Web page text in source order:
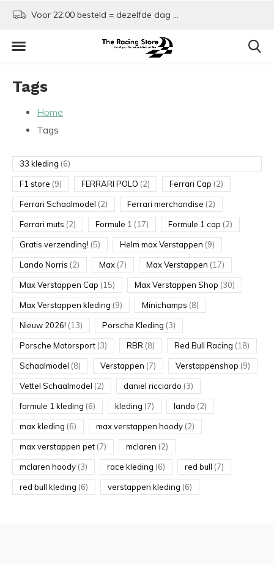
Voor 22:00 besteld = dezelfde dag verzonden!
Tags
Home
Tags
33 kleding (6)
F1 store (9) FERRARI POLO (2) Ferrari Cap (2)
Ferrari Schaalmodel (2) Ferrari merchandise (2)
Ferrari muts (2) Formule 1 (17) Formule 1 cap (2)
Gratis verzending! (5) Helm max Verstappen (9)
Lando Norris (2) Max (7) Max Verstappen (17)
Max Verstappen Cap (15) Max Verstappen Shop (30)
Max Verstappen kleding (9) Minichamps (8)
Nieuw 2026! (13) Porsche Kleding (3)
Porsche Motorsport (3) RBR (8) Red Bull Racing (18)
Schaalmodel (8) Verstappen (7) Verstappenshop (9)
Vettel Schaalmodel (2) daniel ricciardo (3)
formule 1 kleding (6) kleding (7) lando (2)
max kleding (6) max verstappen hoody (2)
max verstappen pet (7) mclaren (2)
mclaren hoody (3) race kleding (6) red bull (7)
red bull kleding (6) verstappen kleding (6)